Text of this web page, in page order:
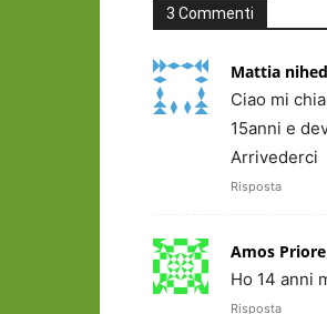
3 Commenti
Mattia
Ciao mi
15anni e
Arrivederci
Risposta
Amos Priore
Ho 14 anni
Risposta